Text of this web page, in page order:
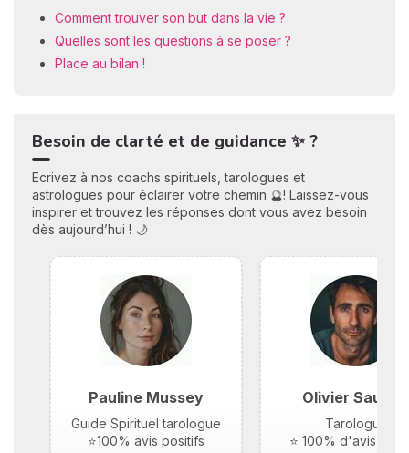
Comment trouver son but dans la vie ?
Quelles sont les questions à se poser ?
Place au bilan !
Besoin de clarté et de guidance ✨ ?
Ecrivez à nos coachs spirituels, tarologues et
astrologues pour éclairer votre chemin 🔮! Laissez-vous
inspirer et trouvez les réponses dont vous avez besoin
dès aujourd’hui ! 🌙
Pauline Mussey
Guide Spirituel tarologue
⭐100% avis positifs
Olivier Saunier
Tarologue
⭐ 100% d'avis